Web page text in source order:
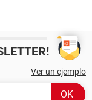
Ver un ejemplo